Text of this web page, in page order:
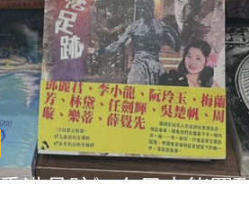
港足跡》在日本能買